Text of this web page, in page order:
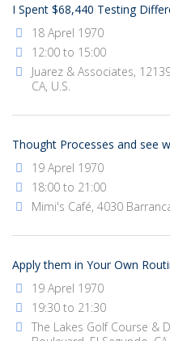
I Spent $68,440 Testing
18 Aprel 1970
12:00 to 15:00
Juarez & Associates,
CA, U.S.
Thought Processes and see
19 Aprel 1970
18:00 to 21:00
Mimi's Café, 4030
Apply them in Your Own
19 Aprel 1970
19:30 to 21:30
The Lakes Golf Course &